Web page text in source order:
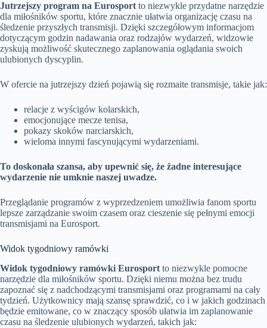
Jutrzejszy program na Eurosportto niezwykle przydatne narzędzie
dla miłośników sportu, które znacznie ułatwia organizację czasu na
śledzenie przyszłych transmisji. Dzięki szczegółowym informacjom
dotyczącym godzin nadawania oraz rodzajów wydarzeń, widzowie
zyskują możliwość skutecznego zaplanowania oglądania swoich
ulubionych dyscyplin.
W ofercie na jutrzejszy dzień pojawią się rozmaite transmisje, takie jak:
relacje z wyścigów kolarskich,
emocjonujące mecze tenisa,
pokazy skoków narciarskich,
wieloma innymi fascynującymi wydarzeniami.
To doskonała szansa, aby upewnić się, że żadne interesujące
wydarzenie nie umknie naszej uwadze.
Przeglądanie programów z wyprzedzeniem umożliwia fanom sportu
lepsze zarządzanie swoim czasem oraz cieszenie się pełnymi emocji
transmisjami na Eurosport.
Widok tygodniowy ramówki
Widok tygodniowy ramówki Eurosport to niezwykle pomocne
narzędzie dla miłośników sportu. Dzięki niemu można bez trudu
zapoznać się z nadchodzącymi transmisjami oraz programami na cały
tydzień. Użytkownicy mają szansę sprawdzić, co i w jakich godzinach
będzie emitowane, co w znaczący sposób ułatwia im zaplanowanie
czasu na śledzenie ulubionych wydarzeń, takich jak: